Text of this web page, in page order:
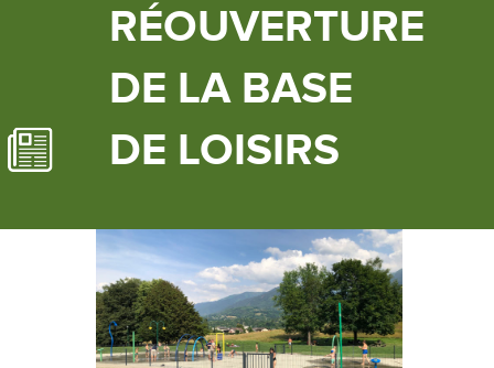
RÉOUVERTURE
DE LA BASE
DE LOISIRS